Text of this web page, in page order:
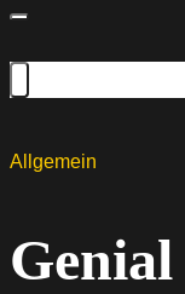
Allgemein